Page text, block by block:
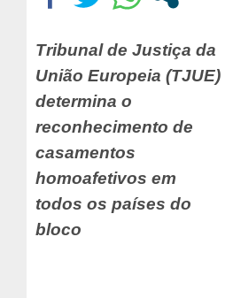
Tribunal de Justiça da
União Europeia (TJUE)
determina o
reconhecimento de
casamentos
homoafetivos em
todos os países do
bloco